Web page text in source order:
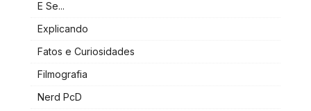
E Se...
Explicando
Fatos e Curiosidades
Filmografia
Nerd PcD